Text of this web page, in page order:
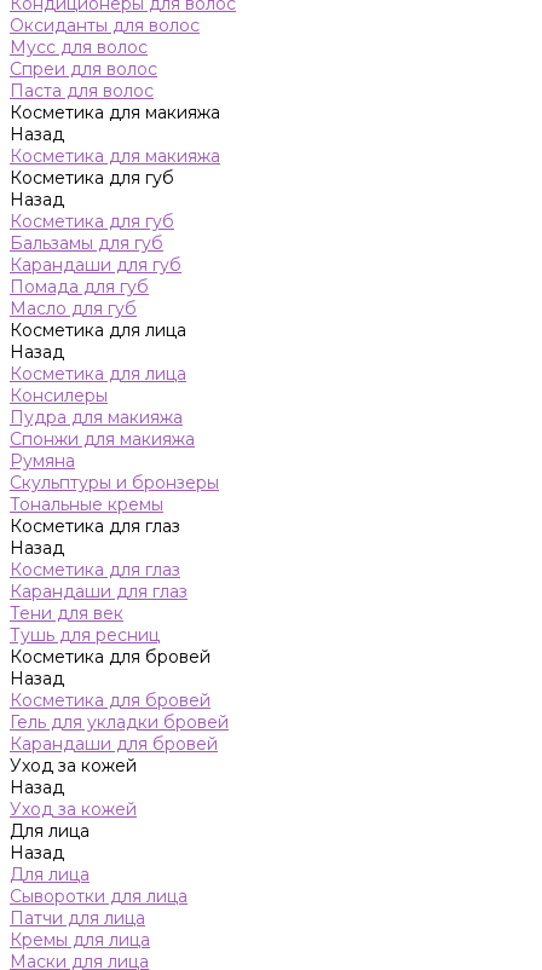
Оксиданты для волос
Мусс для волос
Спреи для волос
Паста для волос
Косметика для макияжа
Назад
Косметика для макияжа
Косметика для губ
Назад
Косметика для губ
Бальзамы для губ
Карандаши для губ
Помада для губ
Масло для губ
Косметика для лица
Назад
Косметика для лица
Консилеры
Пудра для макияжа
Спонжи для макияжа
Румяна
Скульптуры и бронзеры
Тональные кремы
Косметика для глаз
Назад
Косметика для глаз
Карандаши для глаз
Тени для век
Тушь для ресниц
Косметика для бровей
Назад
Косметика для бровей
Гель для укладки бровей
Карандаши для бровей
Уход за кожей
Назад
Уход за кожей
Для лица
Назад
Для лица
Сыворотки для лица
Патчи для лица
Кремы для лица
Маски для лица